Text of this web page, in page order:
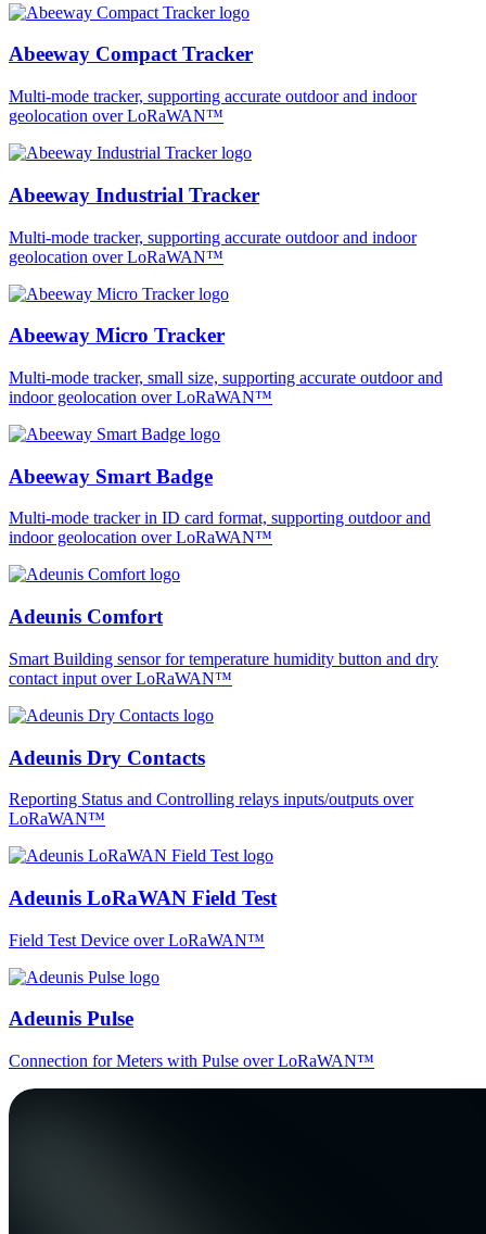
Abeeway Compact Tracker
Multi-mode tracker, supporting accurate outdoor and indoor
geolocation over LoRaWAN™
Abeeway Industrial Tracker
Multi-mode tracker, supporting accurate outdoor and indoor
geolocation over LoRaWAN™
Abeeway Micro Tracker
Multi-mode tracker, small size, supporting accurate outdoor and
indoor geolocation over LoRaWAN™
Abeeway Smart Badge
Multi-mode tracker in ID card format, supporting outdoor and
indoor geolocation over LoRaWAN™
Adeunis Comfort
Smart Building sensor for temperature humidity button and dry
contact input over LoRaWAN™
Adeunis Dry Contacts
Reporting Status and Controlling relays inputs/outputs over
LoRaWAN™
Adeunis LoRaWAN Field Test
Field Test Device over LoRaWAN™
Adeunis Pulse
Connection for Meters with Pulse over LoRaWAN™